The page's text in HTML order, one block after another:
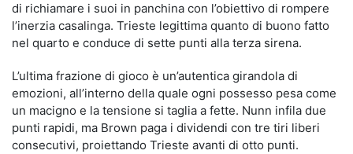
di richiamare i suoi in panchina con l’obiettivo di rompere
l’inerzia casalinga. Trieste legittima quanto di buono fatto
nel quarto e conduce di sette punti alla terza sirena.
L’ultima frazione di gioco è un’autentica girandola di
emozioni, all’interno della quale ogni possesso pesa come
un macigno e la tensione si taglia a fette. Nunn infila due
punti rapidi, ma Brown paga i dividendi con tre tiri liberi
consecutivi, proiettando Trieste avanti di otto punti.